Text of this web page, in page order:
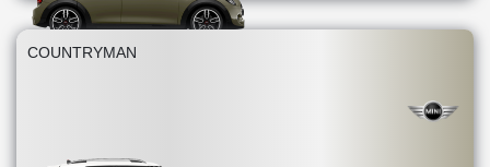
COUNTRYMAN